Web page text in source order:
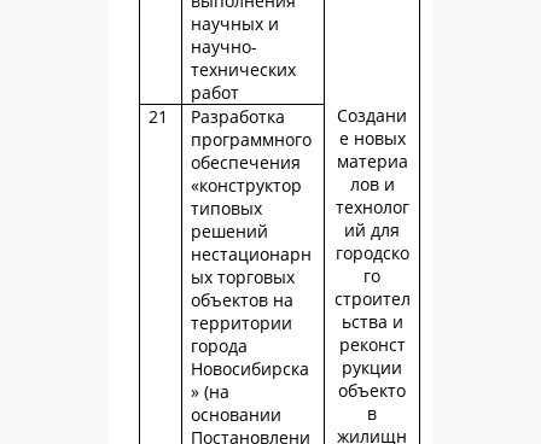
научных и
научно-
технических
работ
Создани
е новых
материа
лов и
технолог
ий для
городско
го
строител
ьства и
реконст
рукции
объекто
в
жилищн
21
Разработка
программного
обеспечения
«конструктор
типовых
решений
нестационарн
ых торговых
объектов на
территории
города
Новосибирска
» (на
основании
Постановлени